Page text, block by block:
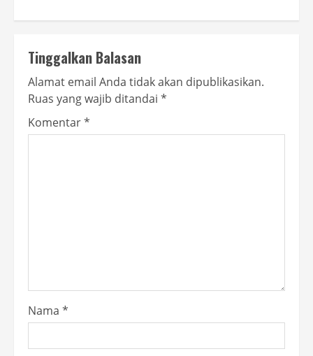
Tinggalkan Balasan
Alamat email Anda tidak akan dipublikasikan.
Ruas yang wajib ditandai *
Komentar*
Nama *